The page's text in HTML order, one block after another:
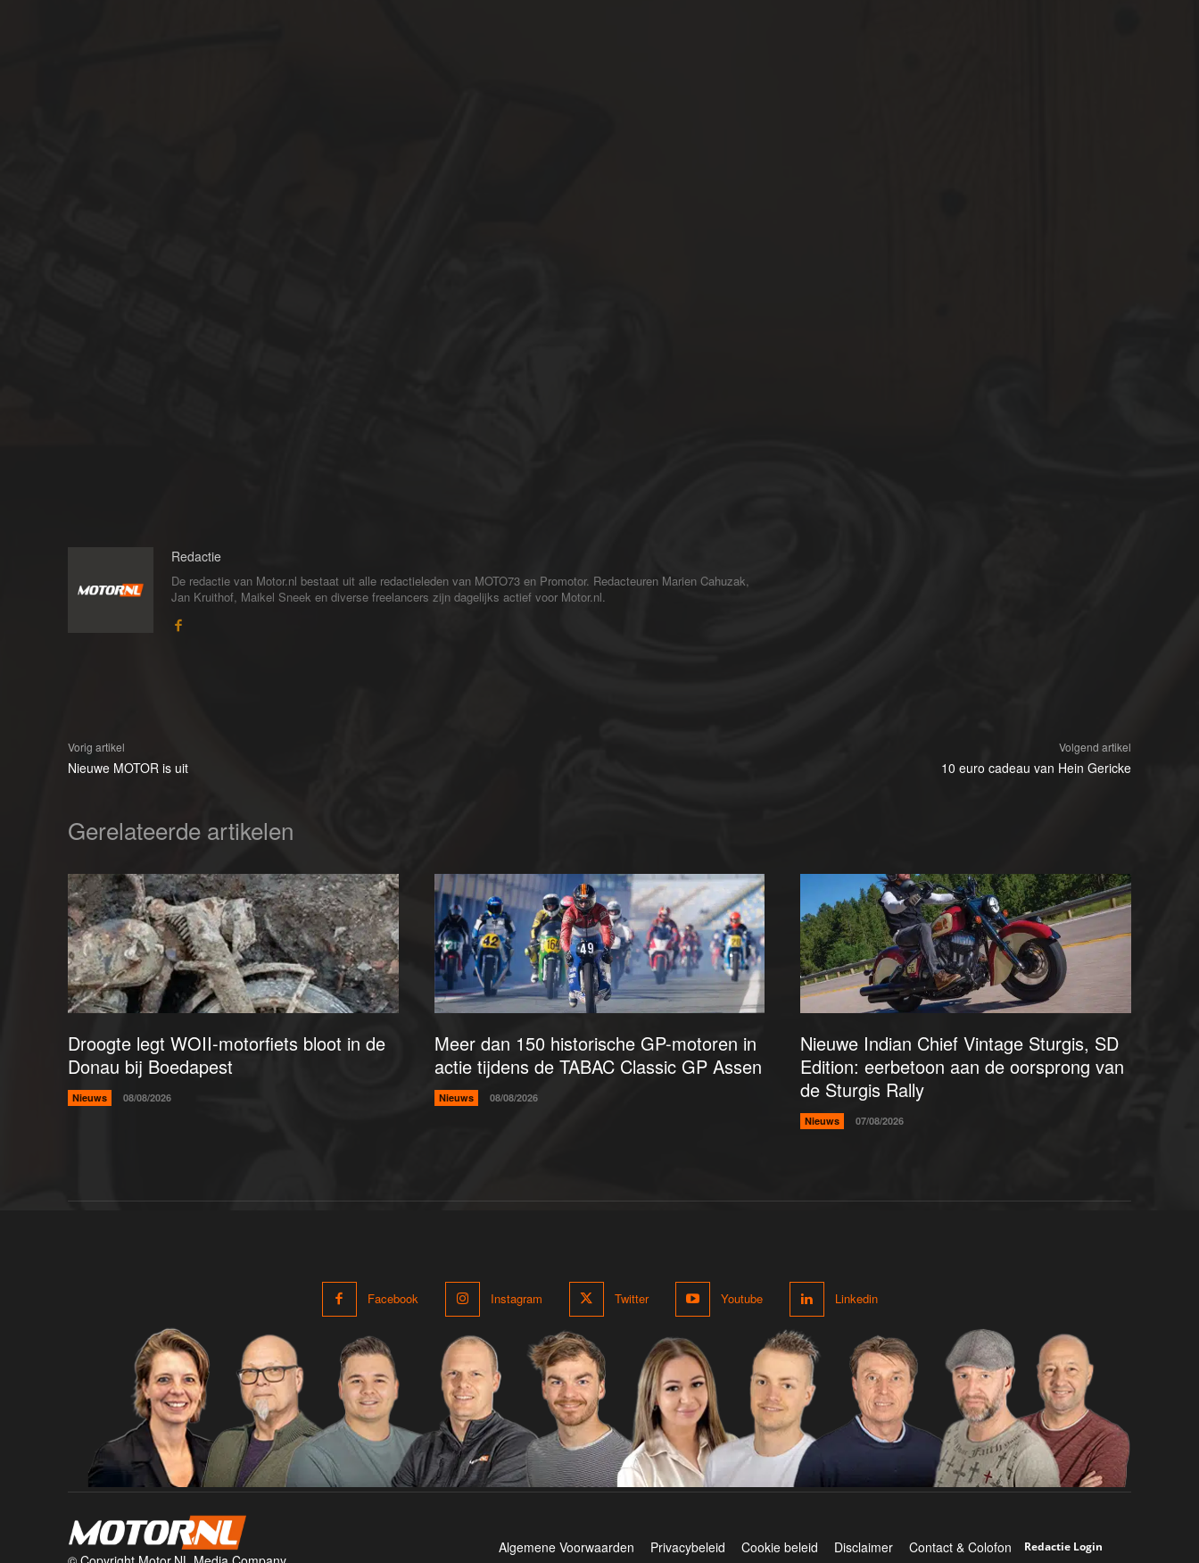
Redactie
De redactie van Motor.nl bestaat uit alle redactieleden van MOTO73 en Promotor. Redacteuren Marien Cahuzak,
Jan Kruithof, Maikel Sneek en diverse freelancers zijn dagelijks actief voor Motor.nl.
Vorig artikel
Nieuwe MOTOR is uit
Volgend artikel
10 euro cadeau van Hein Gericke
Gerelateerde artikelen
Droogte legt WOII-motorfiets bloot in de
Donau bij Boedapest
Nieuws 08/08/2026
Meer dan 150 historische GP-motoren in
actie tijdens de TABAC Classic GP Assen
Nieuws 08/08/2026
Nieuwe Indian Chief Vintage Sturgis, SD
Edition: eerbetoon aan de oorsprong van
de Sturgis Rally
Nieuws 07/08/2026
Facebook Instagram Twitter Youtube Linkedin
Algemene Voorwaarden Privacybeleid Cookie beleid Disclaimer Contact & Colofon Redactie Login